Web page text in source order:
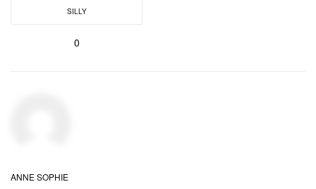
SILLY
0
ANNE SOPHIE